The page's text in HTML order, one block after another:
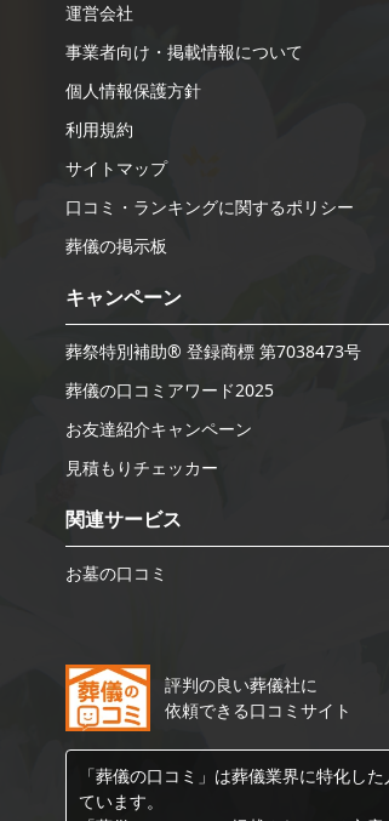
運営会社
事業者向け・掲載情報について
個人情報保護方針
利用規約
サイトマップ
口コミ・ランキングに関するポリシー
葬儀の掲示板
キャンペーン
葬祭特別補助® 登録商標 第7038473号
葬儀の口コミアワード2025
お友達紹介キャンペーン
見積もりチェッカー
関連サービス
お墓の口コミ
評判の良い葬儀社に
依頼できる口コミサイト
「葬儀の口コミ」は葬儀業界に特化し
ています。